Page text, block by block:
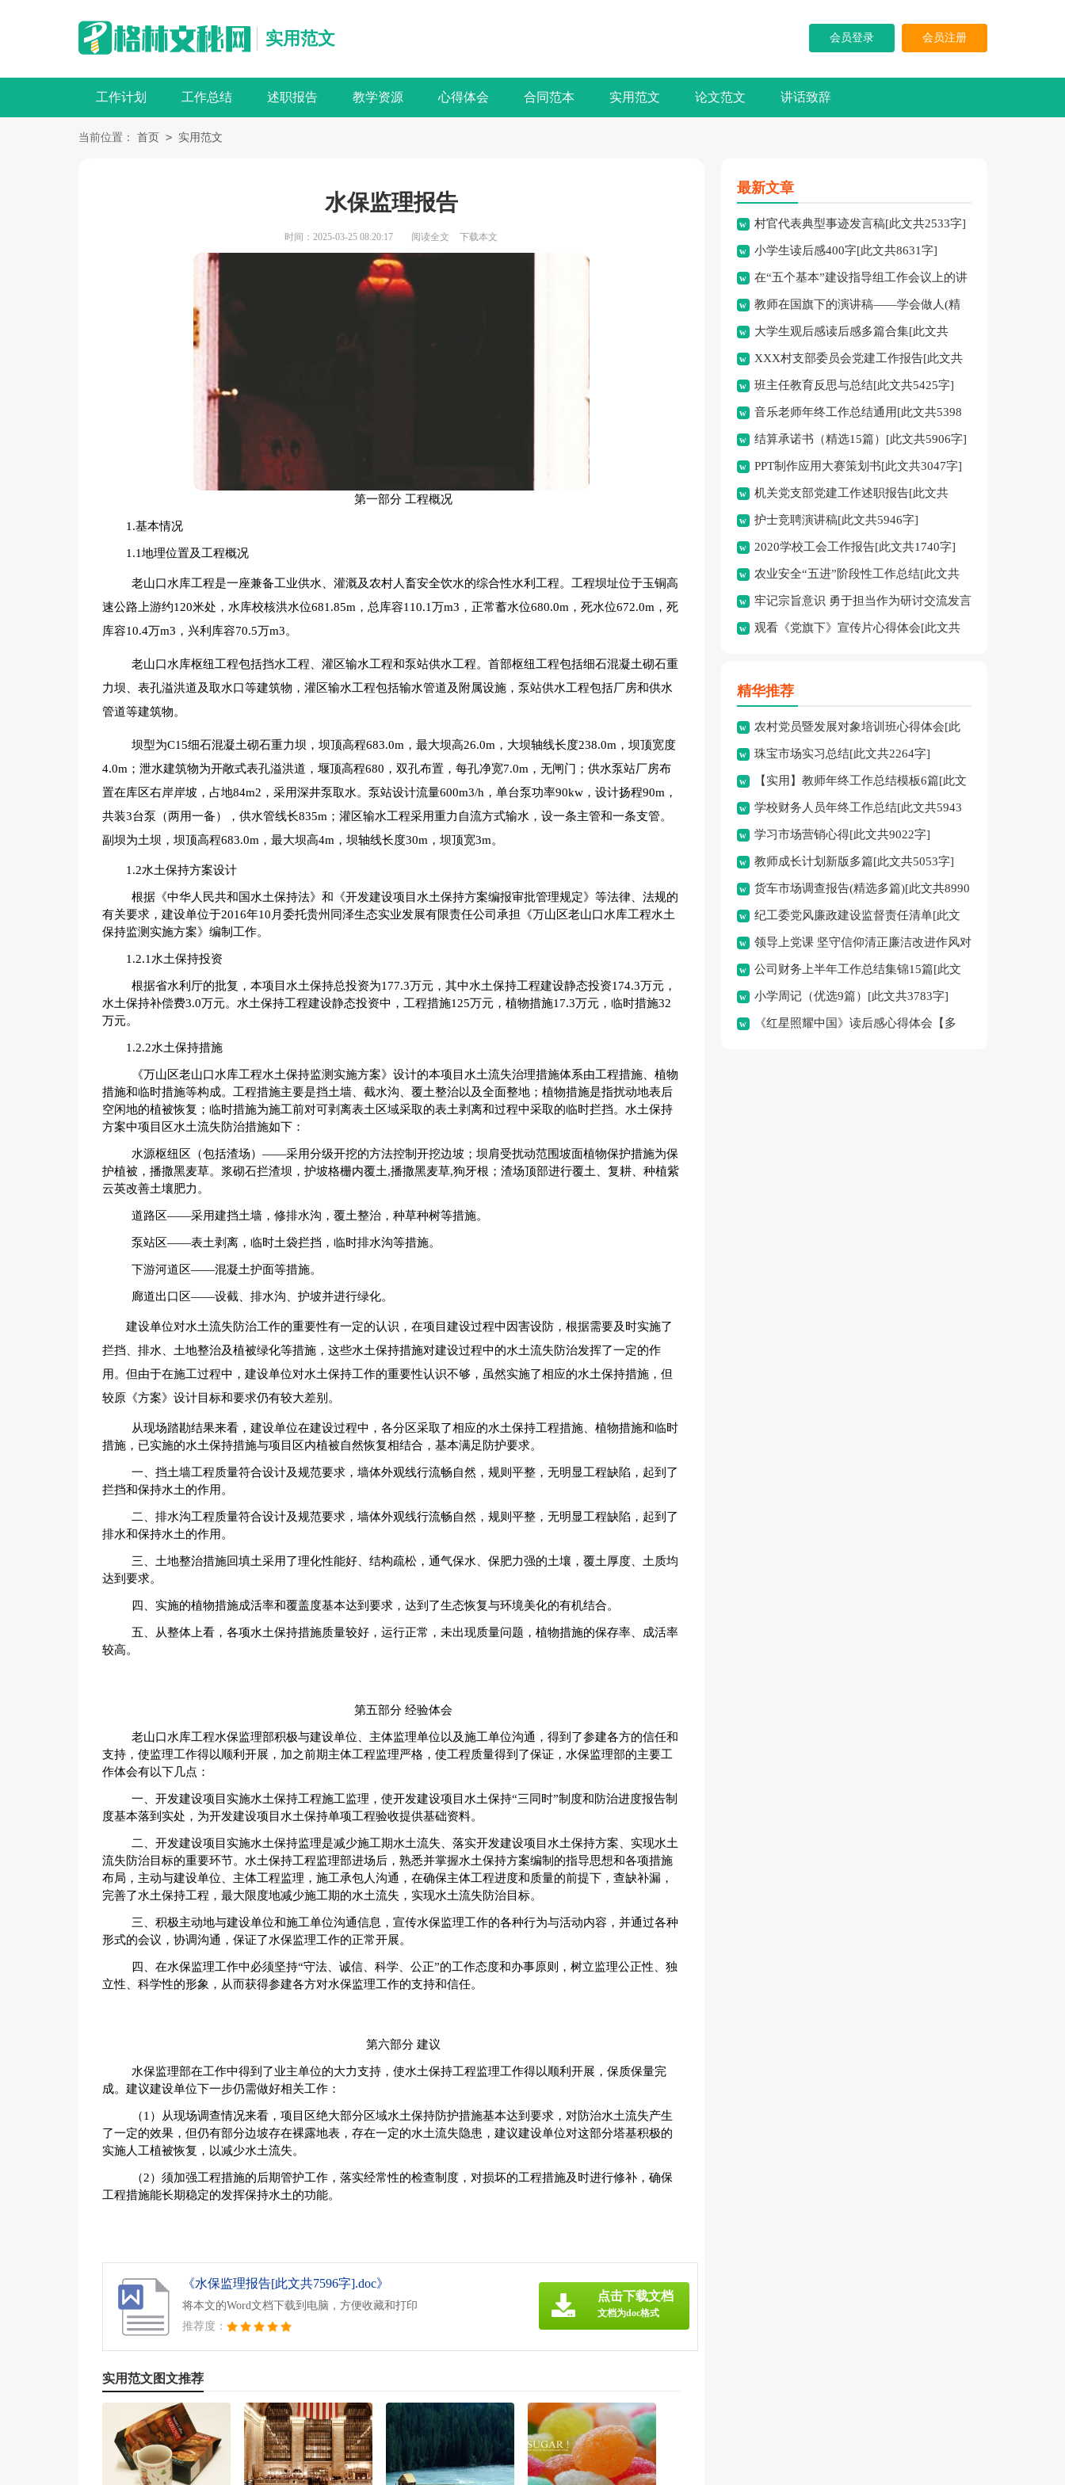
实用范文 会员登录 会员注册
工作计划 工作总结 述职报告 教学资源 心得体会 合同范本 实用范文 论文范文 讲话致辞
当前位置： 首页 > 实用范文
水保监理报告
时间：2025-03-25 08:20:17 阅读全文 下载本文
第一部分 工程概况
1.基本情况
1.1地理位置及工程概况
老山口水库工程是一座兼备工业供水、灌溉及农村人畜安全饮水的综合性水利工程。工程坝址位于玉铜高
速公路上游约120米处，水库校核洪水位681.85m，总库容110.1万m3，正常蓄水位680.0m，死水位672.0m，死
库容10.4万m3，兴利库容70.5万m3。
老山口水库枢纽工程包括挡水工程、灌区输水工程和泵站供水工程。首部枢纽工程包括细石混凝土砌石重
力坝、表孔溢洪道及取水口等建筑物，灌区输水工程包括输水管道及附属设施，泵站供水工程包括厂房和供水
管道等建筑物。
坝型为C15细石混凝土砌石重力坝，坝顶高程683.0m，最大坝高26.0m，大坝轴线长度238.0m，坝顶宽度
4.0m；泄水建筑物为开敞式表孔溢洪道，堰顶高程680，双孔布置，每孔净宽7.0m，无闸门；供水泵站厂房布
置在库区右岸岸坡，占地84m2，采用深井泵取水。泵站设计流量600m3/h，单台泵功率90kw，设计扬程90m，
共装3台泵（两用一备），供水管线长835m；灌区输水工程采用重力自流方式输水，设一条主管和一条支管。
副坝为土坝，坝顶高程683.0m，最大坝高4m，坝轴线长度30m，坝顶宽3m。
1.2水土保持方案设计
根据《中华人民共和国水土保持法》和《开发建设项目水土保持方案编报审批管理规定》等法律、法规的
有关要求，建设单位于2016年10月委托贵州同泽生态实业发展有限责任公司承担《万山区老山口水库工程水土
保持监测实施方案》编制工作。
1.2.1水土保持投资
根据省水利厅的批复，本项目水土保持总投资为177.3万元，其中水土保持工程建设静态投资174.3万元，
水土保持补偿费3.0万元。水土保持工程建设静态投资中，工程措施125万元，植物措施17.3万元，临时措施32
万元。
1.2.2水土保持措施
《万山区老山口水库工程水土保持监测实施方案》设计的本项目水土流失治理措施体系由工程措施、植物
措施和临时措施等构成。工程措施主要是挡土墙、截水沟、覆土整治以及全面整地；植物措施是指扰动地表后
空闲地的植被恢复；临时措施为施工前对可剥离表土区域采取的表土剥离和过程中采取的临时拦挡。水土保持
方案中项目区水土流失防治措施如下：
水源枢纽区（包括渣场）——采用分级开挖的方法控制开挖边坡；坝肩受扰动范围坡面植物保护措施为保
护植被，播撒黑麦草。浆砌石拦渣坝，护坡格栅内覆土,播撒黑麦草,狗牙根；渣场顶部进行覆土、复耕、种植紫
云英改善土壤肥力。
道路区——采用建挡土墙，修排水沟，覆土整治，种草种树等措施。
泵站区——表土剥离，临时土袋拦挡，临时排水沟等措施。
下游河道区——混凝土护面等措施。
廊道出口区——设截、排水沟、护坡并进行绿化。
建设单位对水土流失防治工作的重要性有一定的认识，在项目建设过程中因害设防，根据需要及时实施了
拦挡、排水、土地整治及植被绿化等措施，这些水土保持措施对建设过程中的水土流失防治发挥了一定的作
用。但由于在施工过程中，建设单位对水土保持工作的重要性认识不够，虽然实施了相应的水土保持措施，但
较原《方案》设计目标和要求仍有较大差别。
从现场踏勘结果来看，建设单位在建设过程中，各分区采取了相应的水土保持工程措施、植物措施和临时
措施，已实施的水土保持措施与项目区内植被自然恢复相结合，基本满足防护要求。
一、挡土墙工程质量符合设计及规范要求，墙体外观线行流畅自然，规则平整，无明显工程缺陷，起到了
拦挡和保持水土的作用。
二、排水沟工程质量符合设计及规范要求，墙体外观线行流畅自然，规则平整，无明显工程缺陷，起到了
排水和保持水土的作用。
三、土地整治措施回填土采用了理化性能好、结构疏松，通气保水、保肥力强的土壤，覆土厚度、土质均
达到要求。
四、实施的植物措施成活率和覆盖度基本达到要求，达到了生态恢复与环境美化的有机结合。
五、从整体上看，各项水土保持措施质量较好，运行正常，未出现质量问题，植物措施的保存率、成活率
较高。
第五部分 经验体会
老山口水库工程水保监理部积极与建设单位、主体监理单位以及施工单位沟通，得到了参建各方的信任和
支持，使监理工作得以顺利开展，加之前期主体工程监理严格，使工程质量得到了保证，水保监理部的主要工
作体会有以下几点：
一、开发建设项目实施水土保持工程施工监理，使开发建设项目水土保持“三同时”制度和防治进度报告制
度基本落到实处，为开发建设项目水土保持单项工程验收提供基础资料。
二、开发建设项目实施水土保持监理是减少施工期水土流失、落实开发建设项目水土保持方案、实现水土
流失防治目标的重要环节。水土保持工程监理部进场后，熟悉并掌握水土保持方案编制的指导思想和各项措施
布局，主动与建设单位、主体工程监理，施工承包人沟通，在确保主体工程进度和质量的前提下，查缺补漏，
完善了水土保持工程，最大限度地减少施工期的水土流失，实现水土流失防治目标。
三、积极主动地与建设单位和施工单位沟通信息，宣传水保监理工作的各种行为与活动内容，并通过各种
形式的会议，协调沟通，保证了水保监理工作的正常开展。
四、在水保监理工作中必须坚持“守法、诚信、科学、公正”的工作态度和办事原则，树立监理公正性、独
立性、科学性的形象，从而获得参建各方对水保监理工作的支持和信任。
第六部分 建议
水保监理部在工作中得到了业主单位的大力支持，使水土保持工程监理工作得以顺利开展，保质保量完
成。建议建设单位下一步仍需做好相关工作：
（1）从现场调查情况来看，项目区绝大部分区域水土保持防护措施基本达到要求，对防治水土流失产生
了一定的效果，但仍有部分边坡存在裸露地表，存在一定的水土流失隐患，建议建设单位对这部分塔基积极的
实施人工植被恢复，以减少水土流失。
（2）须加强工程措施的后期管护工作，落实经常性的检查制度，对损坏的工程措施及时进行修补，确保
工程措施能长期稳定的发挥保持水土的功能。
《水保监理报告[此文共7596字].doc》
将本文的Word文档下载到电脑，方便收藏和打印
推荐度：
点击下载文档
文档为doc格式
实用范文图文推荐
最新文章
村官代表典型事迹发言稿[此文共2533字]
小学生读后感400字[此文共8631字]
在“五个基本”建设指导组工作会议上的讲
话[此文共6398字]
教师在国旗下的演讲稿——学会做人(精
选多篇)[此文共5407字]
大学生观后感读后感多篇合集[此文共
3236字]
XXX村支部委员会党建工作报告[此文共
1170字]
班主任教育反思与总结[此文共5425字]
音乐老师年终工作总结通用[此文共5398
字] 结算承诺书（精选15篇）[此文共5906字]
PPT制作应用大赛策划书[此文共3047字]
机关党支部党建工作述职报告[此文共
1841字]
护士竞聘演讲稿[此文共5946字]
2020学校工会工作报告[此文共1740字]
农业安全“五进”阶段性工作总结[此文共
1761字]
牢记宗旨意识 勇于担当作为研讨交流发言
材料[此文共1498字]
观看《党旗下》宣传片心得体会[此文共
精华推荐
农村党员暨发展对象培训班心得体会[此
文共777字]
珠宝市场实习总结[此文共2264字]
【实用】教师年终工作总结模板6篇[此文
共7166字]
学校财务人员年终工作总结[此文共5943
字] 学习市场营销心得[此文共9022字]
教师成长计划新版多篇[此文共5053字]
货车市场调查报告(精选多篇)[此文共8990
字] 纪工委党风廉政建设监督责任清单[此文
共3808字]
领导上党课 坚守信仰清正廉洁改进作风对
党忠诚[此文共4400字]
公司财务上半年工作总结集锦15篇[此文
共23261字]
小学周记（优选9篇）[此文共3783字]
《红星照耀中国》读后感心得体会【多